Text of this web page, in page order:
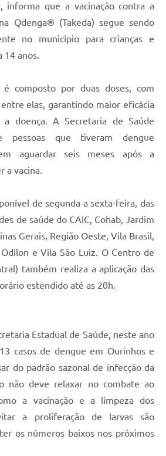
informa que a vacinação contra a
Qdenga® (Takeda) segue sendo
no município para crianças e
14 anos.
é composto por duas doses, com
elas, garantindo maior eficácia
doença. A Secretaria de Saúde
pessoas que tiveram dengue
aguardar seis meses após a
a vacina.
de segunda a sexta-feira, das
de saúde do CAIC, Cohab, Jardim
Gerais, Região Oeste, Vila Brasil,
e Vila São Luiz. O Centro de
também realiza a aplicação das
estendido até as 20h.
Estadual de Saúde, neste ano
casos de dengue em Ourinhos e
do padrão sazonal de infecção da
não deve relaxar no combate ao
a vacinação e a limpeza dos
a proliferação de larvas são
os números baixos nos próximos